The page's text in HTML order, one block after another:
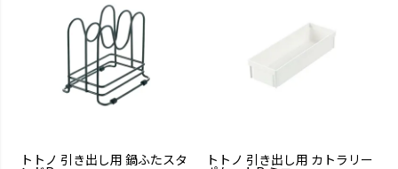
トトノ 引き出し用 鍋ふたスタ トトノ 引き出し用 カトラリー